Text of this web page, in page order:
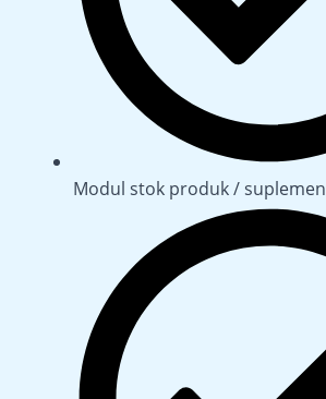
Modul stok produk / suplemen